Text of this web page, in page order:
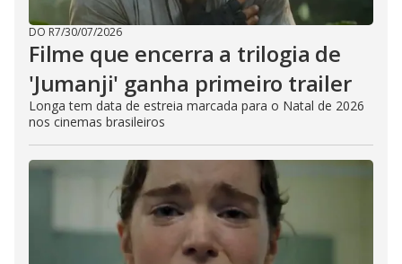
DO R7/30/07/2026
Filme que encerra a trilogia de
'Jumanji' ganha primeiro trailer
Longa tem data de estreia marcada para o Natal de 2026
nos cinemas brasileiros